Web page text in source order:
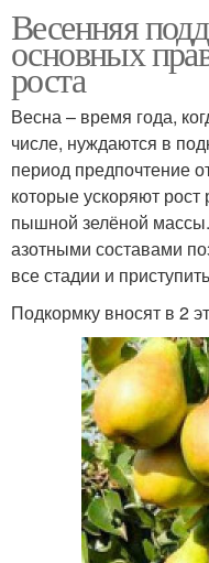
Весенняя
основных
роста
Весна – время года,
числе, нуждаются в
период предпочтение
которые ускоряют
пышной зелёной
азотными составами
все стадии и
Подкормку вносят в 2